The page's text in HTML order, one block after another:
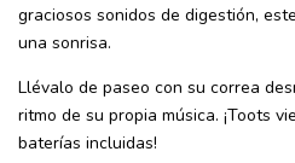
graciosos sonidos de digestión,
una sonrisa.
Llévalo de paseo con su correa
ritmo de su propia música. ¡Toots
baterías incluidas!